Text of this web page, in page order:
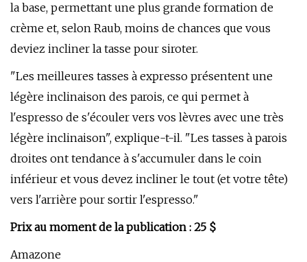
la base, permettant une plus grande formation de
crème et, selon Raub, moins de chances que vous
deviez incliner la tasse pour siroter.
"Les meilleures tasses à expresso présentent une
légère inclinaison des parois, ce qui permet à
l'espresso de s'écouler vers vos lèvres avec une très
légère inclinaison", explique-t-il. "Les tasses à parois
droites ont tendance à s'accumuler dans le coin
inférieur et vous devez incliner le tout (et votre tête)
vers l'arrière pour sortir l'espresso."
Prix ​​au moment de la publication : 25 $
Amazone